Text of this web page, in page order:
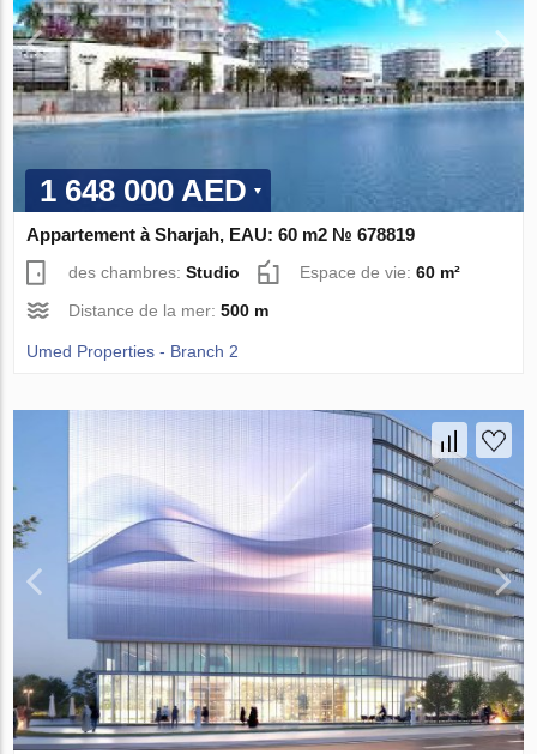
1 648 000 AED
Appartement à Sharjah, EAU: 60 m2 № 678819
des chambres:Studio Espace de vie:60 m²
Distance de la mer:500 m
Umed Properties - Branch 2